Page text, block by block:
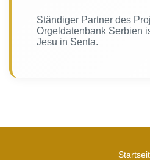
Ständiger Partner des
Orgeldatenbank Serbien
Jesu in Senta.